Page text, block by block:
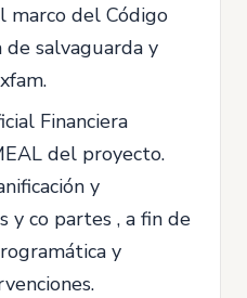
marco del Código
salvaguarda y
Financiera
del proyecto.
y
y co partes , a fin de
y